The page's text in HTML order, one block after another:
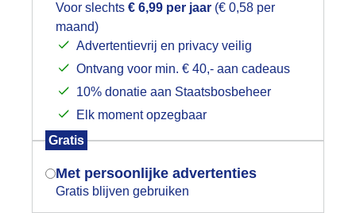
Voor slechts € 6,99 per jaar (€ 0,58 per
maand)
Advertentievrij en privacy veilig
Ontvang voor min. € 40,- aan cadeaus
10% donatie aan Staatsbosbeheer
Elk moment opzegbaar
Gratis
Met persoonlijke advertenties
Gratis blijven gebruiken
Foto en video Weerzine
Mogen we je locatie gebruiken voor
het weer?
Indien je hier nog geen akkoord op hebt
gegeven, verschijnt er zo een pop-up uit
je browser waarin deze toestemming
gevraagd wordt.